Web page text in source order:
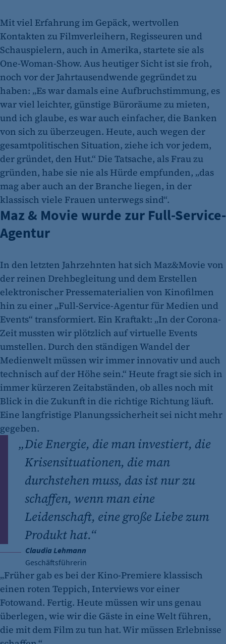
Mit viel Erfahrung im Gepäck, wertvollen
Kontakten zu Filmverleihern, Regisseuren und
Schauspielern, auch in Amerika, startete sie als
One-Woman-Show. Aus heutiger Sicht ist sie froh,
noch vor der Jahrtausendwende gegründet zu
haben: „Es war damals eine Aufbruchstimmung, es
war viel leichter, günstige Büroräume zu mieten,
und ich glaube, es war auch einfacher, die Banken
von sich zu überzeugen. Heute, auch wegen der
gesamtpolitischen Situation, ziehe ich vor jedem,
der gründet, den Hut.“ Die Tatsache, als Frau zu
gründen, habe sie nie als Hürde empfunden, „das
mag aber auch an der Branche liegen, in der
klassisch viele Frauen unterwegs sind“.
Maz & Movie wurde zur Full-Service-
Agentur
In den letzten Jahrzehnten hat sich Maz&Movie von
der reinen Drehbegleitung und dem Erstellen
elektronischer Pressematerialien von Kinofilmen
hin zu einer „Full-Service-Agentur für Medien und
Events“ transformiert. Ein Kraftakt: „In der Corona-
Zeit mussten wir plötzlich auf virtuelle Events
umstellen. Durch den ständigen Wandel der
Medienwelt müssen wir immer innovativ und auch
technisch auf der Höhe sein.“ Heute fragt sie sich in
immer kürzeren Zeitabständen, ob alles noch mit
Blick in die Zukunft in die richtige Richtung läuft.
Eine langfristige Planungssicherheit sei nicht mehr
gegeben.
„Die Energie, die man investiert, die
Krisensituationen, die man
durchstehen muss, das ist nur zu
schaffen, wenn man eine
Leidenschaft, eine große Liebe zum
Produkt hat.“
Claudia Lehmann
Geschäftsführerin
„Früher gab es bei der Kino-Premiere klassisch
einen roten Teppich, Interviews vor einer
Fotowand. Fertig. Heute müssen wir uns genau
überlegen, wie wir die Gäste in eine Welt führen,
die mit dem Film zu tun hat. Wir müssen Erlebnisse